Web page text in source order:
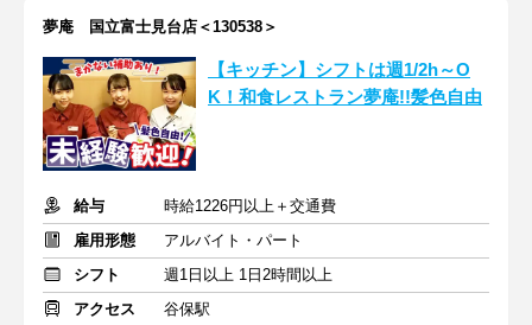
夢庵 国立富士見台店＜130538＞
【キッチン】シフトは週1/2h～O
K！和食レストラン夢庵!!髪色自由
給与
時給1226円以上＋交通費
雇用形態
アルバイト・パート
シフト
週1日以上 1日2時間以上
アクセス
谷保駅